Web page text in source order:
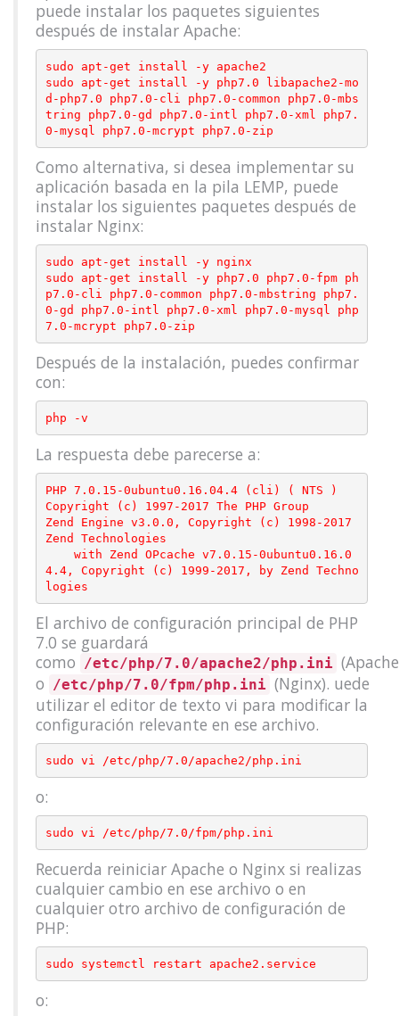
puede instalar los paquetes siguientes
después de instalar Apache:
sudo apt-get install -y apache2
sudo apt-get install -y php7.0 libapache2-mo
d-php7.0 php7.0-cli php7.0-common php7.0-mbs
tring php7.0-gd php7.0-intl php7.0-xml php7.
Como alternativa, si desea implementar su
aplicación basada en la pila LEMP, puede
instalar los siguientes paquetes después de
instalar Nginx:
sudo apt-get install -y nginx
sudo apt-get install -y php7.0 php7.0-fpm ph
p7.0-cli php7.0-common php7.0-mbstring php7.
0-gd php7.0-intl php7.0-xml php7.0-mysql php
Después de la instalación, puedes confirmar
con:
La respuesta debe parecerse a:
PHP 7.0.15-0ubuntu0.16.04.4 (cli) ( NTS )
Copyright (c) 1997-2017 The PHP Group
Zend Engine v3.0.0, Copyright (c) 1998-2017
Zend Technologies
4.4, Copyright (c) 1999-2017, by Zend Techno
El archivo de configuración principal de PHP
7.0 se guardará
como /etc/php/7.0/apache2/php.ini
o /etc/php/7.0/fpm/php.ini (Nginx). uede
utilizar el editor de texto vi para modificar la
configuración relevante en ese archivo.
o:
Recuerda reiniciar Apache o Nginx si realizas
cualquier cambio en ese archivo o en
cualquier otro archivo de configuración de
PHP:
o: